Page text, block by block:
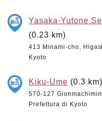
Yasaka-Yutone
(0.23 km)
413 Minami-cho,
Kyoto
Kiku-Ume (0.3 km)
570-127
Prefettura di Kyoto